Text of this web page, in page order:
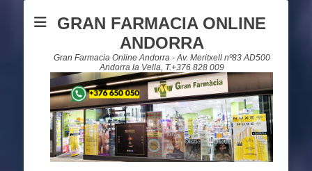
GRAN FARMACIA ONLINE
ANDORRA
Gran Farmacia Online Andorra - Av. Meritxell nº83 AD500
Andorra la Vella, T.+376 828 009